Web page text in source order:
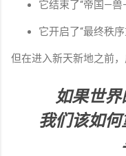
它结束了“帝国—
它开启了“最终秩
但在进入新天新地之前
如果世界
我们该如